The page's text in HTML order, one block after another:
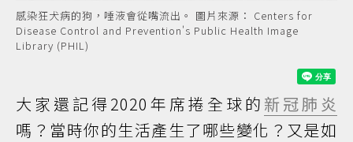
感染狂犬病的狗，唾液會從嘴流出。 圖片來源： Centers for
Disease Control and Prevention's Public Health Image
Library (PHIL)
大家還記得2020年席捲全球的 新冠肺炎
嗎？當時你的生活產生了哪些變化？又是如